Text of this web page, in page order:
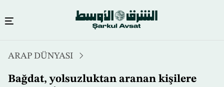
atla
ARAP DÜNYASI
Bağdat, yolsuzluktan aranan kişilere